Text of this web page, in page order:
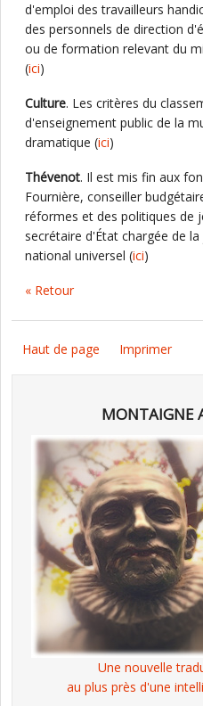
d'emploi des travailleurs
des personnels de direction
ou de formation relevant du
(ici)
Culture. Les critères du
d'enseignement public de la
dramatique (ici)
Thévenot. Il est mis fin aux
Fournière, conseiller
réformes et des politiques de
secrétaire d'État chargée de
national universel (ici)
« Retour
Haut de page Imprimer
MONTAIGNE
Une nouvelle
au plus près d'une